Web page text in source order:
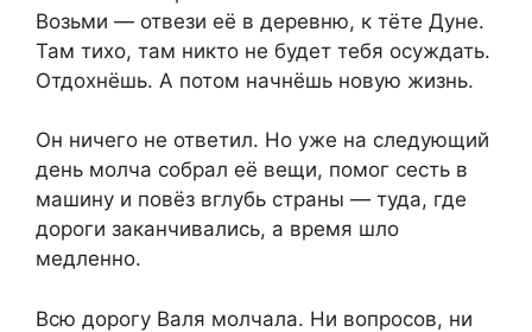
Возьми — отвези её в деревню, к тёте Дуне.
Там тихо, там никто не будет тебя осуждать.
Отдохнёшь. А потом начнёшь новую жизнь.
Он ничего не ответил. Но уже на следующий
день молча собрал её вещи, помог сесть в
машину и повёз вглубь страны — туда, где
дороги заканчивались, а время шло
медленно.
Всю дорогу Валя молчала. Ни вопросов, ни